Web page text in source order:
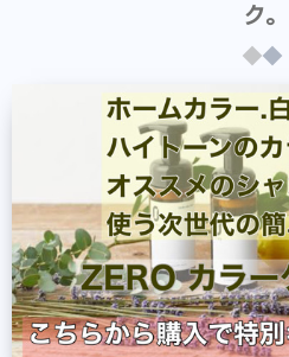
ク。